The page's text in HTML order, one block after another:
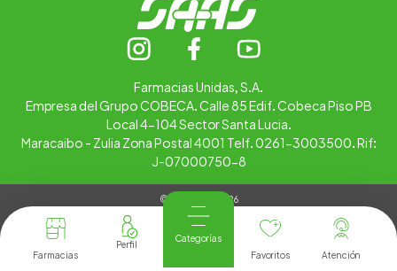
Farmacias
Categorías
Favoritos
Atención
Farmacias Unidas, S.A.
Empresa del Grupo COBECA. Calle 85 Edif. Cobeca Piso PB
Local 4-104 Sector Santa Lucia.
Maracaibo - Zulia Zona Postal 4001 Telf. 0261-3003500. Rif:
J-07000750-8
© Copyright 2026
Tienda Virtual desarrollada por
Tecnología